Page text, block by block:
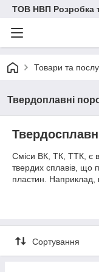
ТОВ НВП Розробка
Товари та
Твердоплавні
Сміси ВК, ТК, ТТК, є
твердих сплавів, що
пластин. Наприклад,
використовуються
технологічна
формування ->
Сортування